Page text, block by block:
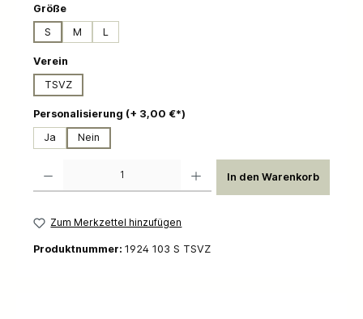
Größeauswählen
S
M L
Verein
TSVZ
Personalisierung (+ 3,00 €*)
Ja
Nein
In den Warenkorb
Zum Merkzettel hinzufügen
Produktnummer: 1924 103 S TSVZ